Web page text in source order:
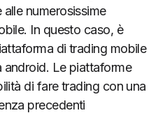
numerosissime
In questo caso, è
di trading mobile
android. Le piattaforme
di fare trading con una
precedenti